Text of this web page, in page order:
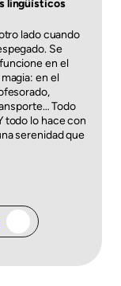
lingüísticos
lado cuando
Se
en el
en el
Todo
todo lo hace con
serenidad que